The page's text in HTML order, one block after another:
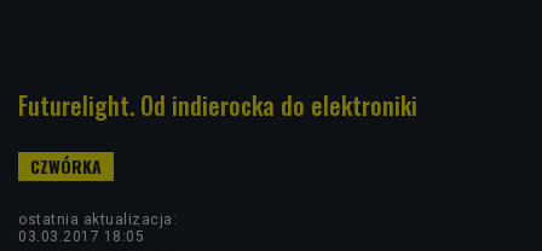
Futurelight. Od indierocka do elektroniki
ostatnia aktualizacja:
03.03.2017 18:05